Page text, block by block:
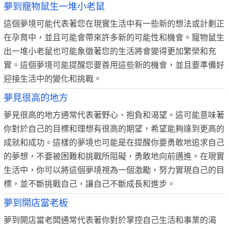
夢到寵物鼠生一堆小老鼠
這個夢境可能代表著您在現實生活中有一些新的想法或計劃正
在孕育中，並且可能會帶來許多新的可能性和機會。寵物鼠生
出一堆小老鼠也可能象徵著您的生活將會變得更加繁榮和充
實。這個夢境可能提醒您要善用這些新的機會，並且要準備好
迎接生活中的變化和挑戰。
夢見很高的地方
夢見很高的地方通常代表著野心、抱負和渴望。這可能意味著
你對於自己的目標和理想有很高的期望，希望能夠達到更高的
成就和成功。這樣的夢境也可能是在提醒你要勇敢地追求自己
的夢想，不要被困難和挑戰所阻礙，勇敢地向前邁進。在現實
生活中，你可以將這個夢境視為一個激勵，努力實現自己的目
標，並不斷挑戰自己，讓自己不斷成長和進步。
夢到開店當老板
夢到開店當老闆通常代表著你對於掌控自己生活和事業的渴